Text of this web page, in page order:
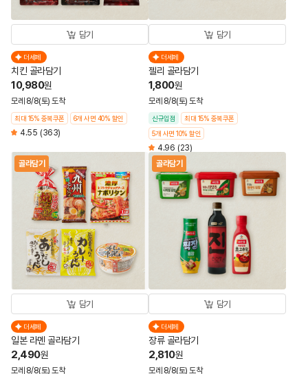
담기
더세페
치킨 골라담기
10,980원
모레 8/8(토) 도착
최대 15% 중복쿠폰 6개 사면 40% 할인
4.55 (363)
담기
더세페
젤리 골라담기
1,800원
모레 8/8(토) 도착
신규입점
최대 15% 중복쿠폰
5개 사면 10% 할인
4.96 (23)
골라담기
담기
더세페
일본 라멘 골라담기
2,490원
모레 8/8(토) 도착
골라담기
담기
더세페
장류 골라담기
2,810원
모레 8/8(토) 도착